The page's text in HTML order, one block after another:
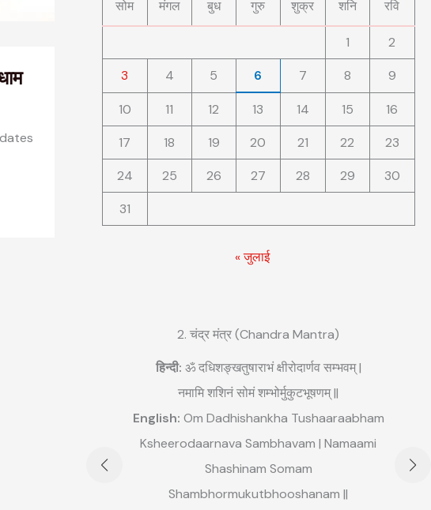
सोम मंगल बुध गुरु शुक्र शनि रवि
1
2
3
4 5 6 7 8 9
10 11 12 13 14 15
16
17
18 19 20 21 22
23
24
25 26 27 28 29
30
31
« जुलाई
2. चंद्र मंत्र (Chandra Mantra)
हिन्दी: ॐ दधिशङ्खतुषाराभं क्षीरोदार्णव सम्भवम् |
नमामि शशिनं सोमं शम्भोर्मुकुटभूषणम् ||
English: Om Dadhishankha Tushaaraabham
Ksheerodaarnava Sambhavam | Namaami
Shashinam Somam
Shambhormukutbhooshanam ||